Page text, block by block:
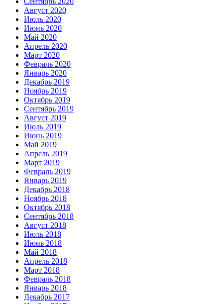
Август 2020
Июль 2020
Июнь 2020
Май 2020
Апрель 2020
Март 2020
Февраль 2020
Январь 2020
Декабрь 2019
Ноябрь 2019
Октябрь 2019
Сентябрь 2019
Август 2019
Июль 2019
Июнь 2019
Май 2019
Апрель 2019
Март 2019
Февраль 2019
Январь 2019
Декабрь 2018
Ноябрь 2018
Октябрь 2018
Сентябрь 2018
Август 2018
Июль 2018
Июнь 2018
Май 2018
Апрель 2018
Март 2018
Февраль 2018
Январь 2018
Декабрь 2017